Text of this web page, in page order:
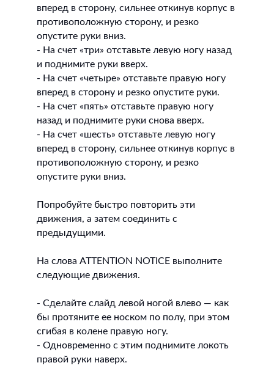
вперед в сторону, сильнее откинув корпус в
противоположную сторону, и резко
опустите руки вниз.
- На счет «три» отставьте левую ногу назад
и поднимите руки вверх.
- На счет «четыре» отставьте правую ногу
вперед в сторону и резко опустите руки.
- На счет «пять» отставьте правую ногу
назад и поднимите руки снова вверх.
- На счет «шесть» отставьте левую ногу
вперед в сторону, сильнее откинув корпус в
противоположную сторону, и резко
опустите руки вниз.
Попробуйте быстро повторить эти
движения, а затем соединить с
предыдущими.
На слова ATTENTION NOTICE выполните
следующие движения.
- Сделайте слайд левой ногой влево — как
бы протяните ее носком по полу, при этом
сгибая в колене правую ногу.
- Одновременно с этим поднимите локоть
правой руки наверх.